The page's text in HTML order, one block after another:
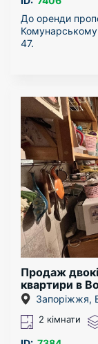
До оренди
Комунарському
47.
балкон. У
доглянутий
Є автономне
двері.
Можна з
Поруч школа,
Квартиру
Продаж
квартири в
районі
Запоріжжя,
2 кімнати